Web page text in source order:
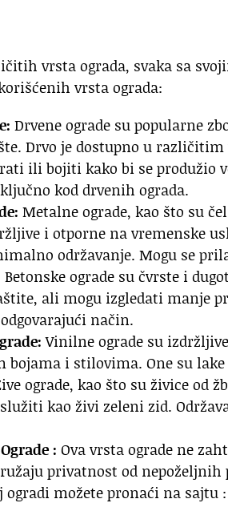
vrsta ograda, svaka sa
vrsta ograda:
Drvene ograde su popularne
Drvo je dostupno u
ili bojiti kako bi se produžio
kod drvenih ograda.
Metalne ograde, kao što su
i otporne na vremenske
održavanje. Mogu se
Betonske ograde su čvrste i
ali mogu izgledati manje
način.
Vinilne ograde su
i stilovima. One su
ograde, kao što su živice od
kao živi zeleni zid.
: Ova vrsta ograde ne
privatnost od
ogradi možete pronaći na sajtu :